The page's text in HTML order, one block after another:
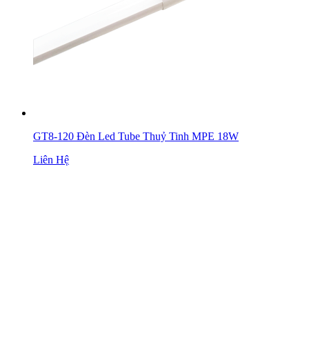
GT8-120 Đèn Led Tube Thuỷ Tinh MPE 18W
Liên Hệ